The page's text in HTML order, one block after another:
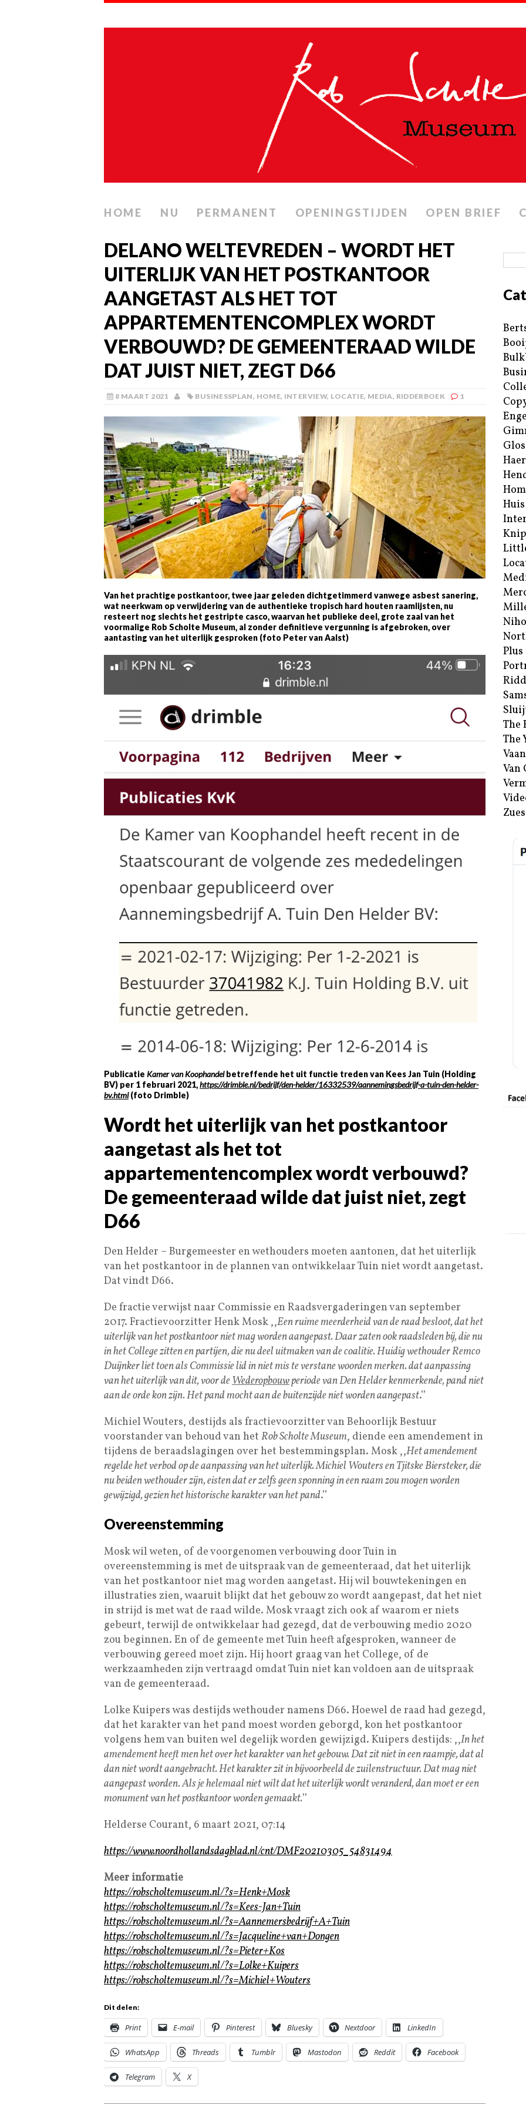
HOME NU PERMANENT OPENINGSTIJDEN OPEN BRIEF
DELANO WELTEVREDEN – WORDT HET
UITERLIJK VAN HET POSTKANTOOR
AANGETAST ALS HET TOT
APPARTEMENTENCOMPLEX WORDT
VERBOUWD? DE GEMEENTERAAD WILDE
DAT JUIST NIET, ZEGT D66
8 MAART 2021 BUSINESSPLAN, HOME, INTERVIEW, LOCATIE, MEDIA, RIDDERBOEK 1
Van het prachtige postkantoor, twee jaar geleden dichtgetimmerd vanwege asbest sanering,
wat neerkwam op verwijdering van de authentieke tropisch hard houten raamlijsten, nu
resteert nog slechts het gestripte casco, waarvan het publieke deel, grote zaal van het
voormalige Rob Scholte Museum, al zonder definitieve vergunning is afgebroken, over
aantasting van het uiterlijk gesproken (foto Peter van Aalst)
Publicatie Kamer van Koophandelbetreffende het uit functie treden van Kees Jan Tuin (Holding
BV) per 1 februari 2021,https://drimble.nl/bedrijf/den-helder/16332539/aannemingsbedrijf-a-tuin-den-helder-
bv.html(foto Drimble)
Wordt het uiterlijk van het postkantoor
aangetast als het tot
appartementencomplex wordt verbouwd?
De gemeenteraad wilde dat juist niet, zegt
D66
Den Helder – Burgemeester en wethouders moeten aantonen, dat het uiterlijk
van het postkantoor in de plannen van ontwikkelaar Tuin niet wordt aangetast.
Dat vindt D66.
De fractie verwijst naar Commissie en Raadsvergaderingen van september
2017. Fractievoorzitter Henk Mosk ,,Een ruime meerderheid van de raad besloot, dat het
uiterlijk van het postkantoor niet mag worden aangepast. Daar zaten ook raadsleden bij, die nu
in het College zitten en partijen, die nu deel uitmaken van de coalitie. Huidig wethouder Remco
Duijnker liet toen als Commissie lid in niet mis te verstane woorden merken. dat aanpassing
van het uiterlijk van dit, voor deWederopbouwperiode van Den Helder kenmerkende, pand niet
aan de orde kon zijn. Het pand mocht aan de buitenzijde niet worden aangepast.’’
Michiel Wouters, destijds als fractievoorzitter van Behoorlijk Bestuur
voorstander van behoud van het Rob Scholte Museum, diende een amendement in
tijdens de beraadslagingen over het bestemmingsplan. Mosk ,,Het amendement
regelde het verbod op de aanpassing van het uiterlijk. Michiel Wouters en Tjitske Biersteker, die
nu beiden wethouder zijn, eisten dat er zelfs geen sponning in een raam zou mogen worden
gewijzigd, gezien het historische karakter van het pand.’’
Overeenstemming
Mosk wil weten, of de voorgenomen verbouwing door Tuin in
overeenstemming is met de uitspraak van de gemeenteraad, dat het uiterlijk
van het postkantoor niet mag worden aangetast. Hij wil bouwtekeningen en
illustraties zien, waaruit blijkt dat het gebouw zo wordt aangepast, dat het niet
in strijd is met wat de raad wilde. Mosk vraagt zich ook af waarom er niets
gebeurt, terwijl de ontwikkelaar had gezegd, dat de verbouwing medio 2020
zou beginnen. En of de gemeente met Tuin heeft afgesproken, wanneer de
verbouwing gereed moet zijn. Hij hoort graag van het College, of de
werkzaamheden zijn vertraagd omdat Tuin niet kan voldoen aan de uitspraak
van de gemeenteraad.
Lolke Kuipers was destijds wethouder namens D66. Hoewel de raad had gezegd,
dat het karakter van het pand moest worden geborgd, kon het postkantoor
volgens hem van buiten wel degelijk worden gewijzigd. Kuipers destijds: ,,In het
amendement heeft men het over het karakter van het gebouw. Dat zit niet in een raampje, dat al
dan niet wordt aangebracht. Het karakter zit in bijvoorbeeld de zuilenstructuur. Dat mag niet
aangepast worden. Als je helemaal niet wilt dat het uiterlijk wordt veranderd, dan moet er een
monument van het postkantoor worden gemaakt.’’
Helderse Courant, 6 maart 2021, 07:14
https://www.noordhollandsdagblad.nl/cnt/DMF20210305_54831494
Meer informatie
https://robscholtemuseum.nl/?s=Henk+Mosk
https://robscholtemuseum.nl/?s=Kees-Jan+Tuin
https://robscholtemuseum.nl/?s=Aannemersbedrijf+A+Tuin
https://robscholtemuseum.nl/?s=Jacqueline+van+Dongen
https://robscholtemuseum.nl/?s=Pieter+Kos
https://robscholtemuseum.nl/?s=Lolke+Kuipers
https://robscholtemuseum.nl/?s=Michiel+Wouters
Dit delen:
Print E-mail Pinterest Bluesky Nextdoor LinkedIn
WhatsApp Threads Tumblr Mastodon Reddit Facebook
Telegram X
Plus
The
The
Van